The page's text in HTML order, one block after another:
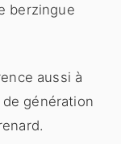
berzingue
aussi à
génération